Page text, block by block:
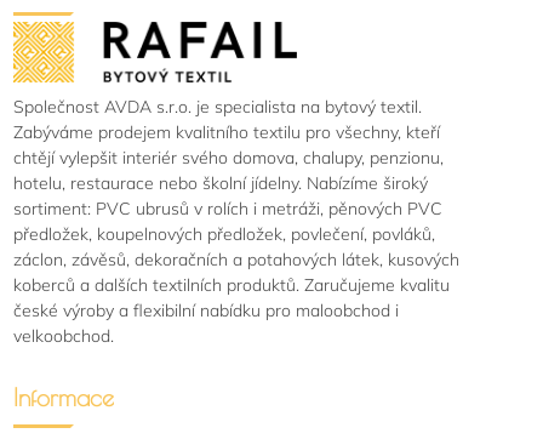
Společnost AVDA s.r.o. je specialista na bytový textil.
Zabýváme prodejem kvalitního textilu pro všechny, kteří
chtějí vylepšit interiér svého domova, chalupy, penzionu,
hotelu, restaurace nebo školní jídelny. Nabízíme široký
sortiment: PVC ubrusů v rolích i metráži, pěnových PVC
předložek, koupelnových předložek, povlečení, povláků,
záclon, závěsů, dekoračních a potahových látek, kusových
koberců a dalších textilních produktů. Zaručujeme kvalitu
české výroby a flexibilní nabídku pro maloobchod i
velkoobchod.
Informace